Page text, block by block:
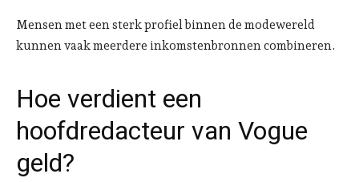
Mensen met een sterk profiel binnen de modewereld
kunnen vaak meerdere inkomstenbronnen combineren.
Hoe verdient een
hoofdredacteur van Vogue
geld?